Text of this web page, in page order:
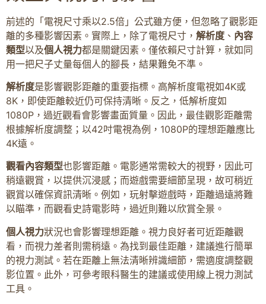
前述的「電視尺寸乘以2.5倍」公式雖方便，但忽略了觀影距
離的多種影響因素。實際上，除了電視尺寸， 解析度 、 內容
類型以及個人視力都是關鍵因素。僅依賴尺寸計算，就如同
用一把尺子丈量每個人的腳長，結果難免不準。
解析度是影響觀影距離的重要指標。高解析度電視如4K或
8K，即使距離較近仍可保持清晰。反之，低解析度如
1080P，過近觀看會影響畫面質量。因此，最佳觀影距離需
根據解析度調整；以42吋電視為例，1080P的理想距離應比
4K遠。
觀看內容類型也影響距離。電影通常需較大的視野，因此可
稍遠觀賞，以提供沉浸感；而遊戲需要細節呈現，故可稍近
觀賞以確保資訊清晰。例如，玩射擊遊戲時，距離過遠將難
以瞄準，而觀看史詩電影時，過近則難以欣賞全景。
個人視力狀況也會影響理想距離。視力良好者可近距離觀
看，而視力差者則需稍遠。為找到最佳距離，建議進行簡單
的視力測試。若在距離上無法清晰辨識細節，需適度調整觀
影位置。此外，可參考眼科醫生的建議或使用線上視力測試
工具。